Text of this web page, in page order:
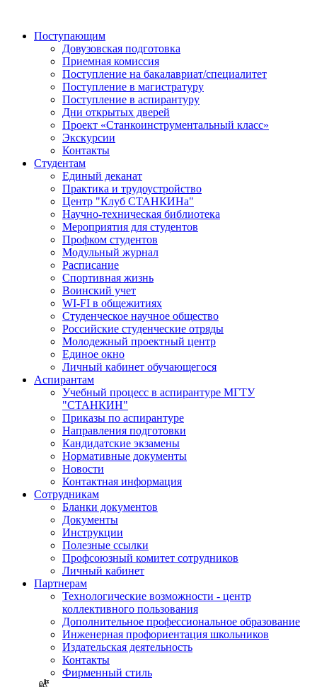
Поступающим
Довузовская подготовка
Приемная комиссия
Поступление на бакалавриат/специалитет
Поступление в магистратуру
Поступление в аспирантуру
Дни открытых дверей
Проект «Станкоинструментальный класс»
Экскурсии
Контакты
Студентам
Единый деканат
Практика и трудоустройство
Центр "Клуб СТАНКИНа"
Научно-техническая библиотека
Мероприятия для студентов
Профком студентов
Модульный журнал
Расписание
Спортивная жизнь
Воинский учет
WI-FI в общежитиях
Студенческое научное общество
Российские студенческие отряды
Молодежный проектный центр
Единое окно
Личный кабинет обучающегося
Аспирантам
Учебный процесс в аспирантуре МГТУ
"СТАНКИН"
Приказы по аспирантуре
Направления подготовки
Кандидатские экзамены
Нормативные документы
Новости
Контактная информация
Сотрудникам
Бланки документов
Документы
Инструкции
Полезные ссылки
Профсоюзный комитет сотрудников
Личный кабинет
Партнерам
Технологические возможности - центр
коллективного пользования
Дополнительное профессиональное образование
Инженерная профориентация школьников
Издательская деятельность
Контакты
Фирменный стиль